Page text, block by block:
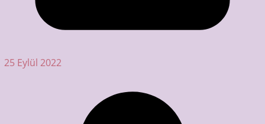
25 Eylül 2022